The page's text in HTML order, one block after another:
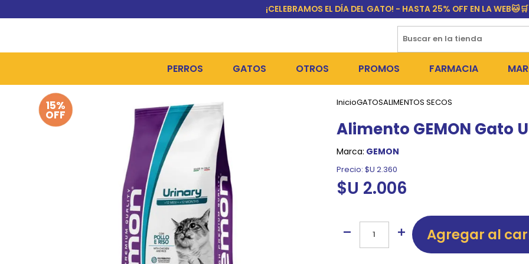
¡CELEBRAMOS EL DÍA DEL GATO! - HASTA 25% OFF EN LA WEB🐱🛒
PERROS
ALIMENTOS SECOS
ALIMENTOS HÚMEDOS Y SNACKS
HIGIENE, PELUQUERÍA Y COSMÉTICA
CAMAS Y CASETAS
BOLSOS Y TRANSPORTADORAS
BOLSAS PARA MATERIA
COLLARES, ARNESES Y CORREAS
GATOS
ALIMENTOS HÚMEDOS Y SNACKS
OTROS PROMOS
PERROS
OUTLET
FARMACIA
PULGUICIDAS Y
15%
OFF
InicioGATOSALIMENTOS SECOS
Alimento GEMON Gato
Marca: GEMON
Precio: $U 2.360
$U 2.006
Agregar al